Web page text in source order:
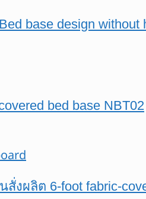
base design without
bed base NBT02
ผลิต 6-foot fabric-